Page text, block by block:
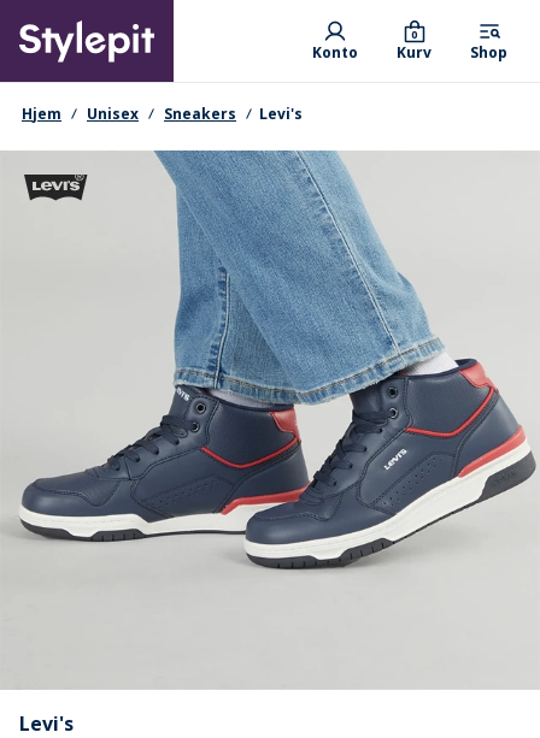
main
content
Primary departments
Konto Kurv
0
Shop
navigationssti
Hjem Unisex Sneakers Levi's
Levi's